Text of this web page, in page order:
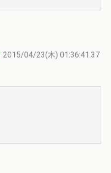
2015/04/23(木) 01:36:41.37